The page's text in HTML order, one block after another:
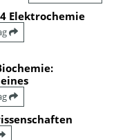
Elektrochemie